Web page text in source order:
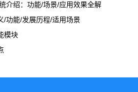
介绍：功能/场景/应用效果全解析
/功能/发展历程/适用场景
模块